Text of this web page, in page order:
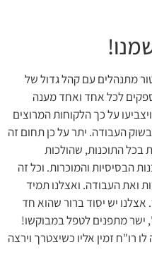
מתנהלים עם קהל גדול של
לכל אחד ואחד מענה
על כך הלקוחות המרוצים
העבודה. יתר על כן תחום זה
בכל התוכנות, שהולכות
הבסיסיות והמוכרות. וכל זה
ואת העבודה. ואצלנו תמיד
יש יסוד ברור שהוא חד
ישר מתפנים לטפל במבוקשו!
רו"ח זמין אליו כשיצטרך וירצה